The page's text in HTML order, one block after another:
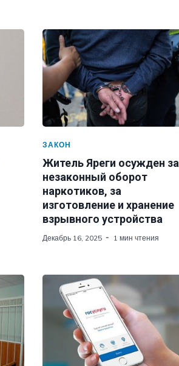
ЗАКОН
Житель Яреги осужден за
незаконный оборот
наркотиков, за
изготовление и хранение
взрывного устройства
Декабрь 16, 2025 1 мин чтения